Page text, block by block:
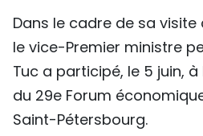
À PROPOS
TIẾNG VIỆT
ENGLISH
Dans le cadre de sa visite
le vice-Premier ministre
Tuc a participé, le 5 juin,
du 29e Forum
Saint-Pétersbourg.